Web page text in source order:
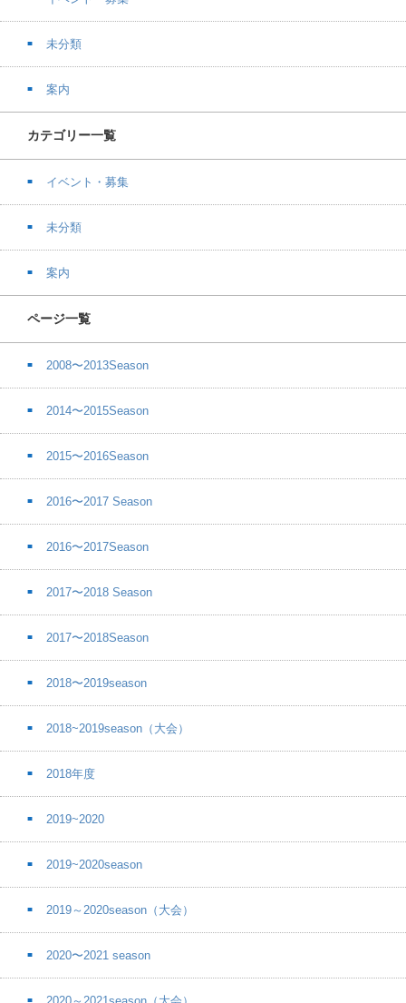
未分類
案内
カテゴリー一覧
イベント・募集
未分類
案内
ページ一覧
2008〜2013Season
2014〜2015Season
2015〜2016Season
2016〜2017 Season
2016〜2017Season
2017〜2018 Season
2017〜2018Season
2018〜2019season
2018~2019season（大会）
2018年度
2019~2020
2019~2020season
2019～2020season（大会）
2020〜2021 season